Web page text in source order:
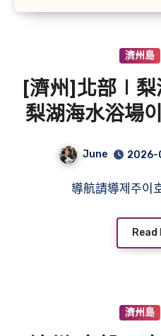
濟州島
[濟州]北部∣梨
梨湖海水浴場
June 2026-
導航請導제주
Read
濟州島